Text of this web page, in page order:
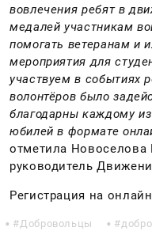
вовлечения ребят в
медалей участникам
помогать ветеранам и
мероприятия для
участвуем в событиях
волонтёров было
благодарны каждому
юбилей в формате
отметила Новоселова
руководитель
Регистрация на
Добровольцы